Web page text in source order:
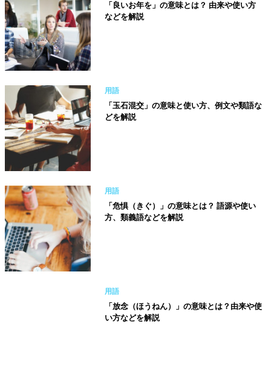
「良いお年を」の意味とは？ 由来や使い方
などを解説
用語
「玉石混交」の意味と使い方、例文や類語な
どを解説
用語
「危惧（きぐ）」の意味とは？ 語源や使い
方、類義語などを解説
用語
「放念（ほうねん）」の意味とは？由来や使
い方などを解説